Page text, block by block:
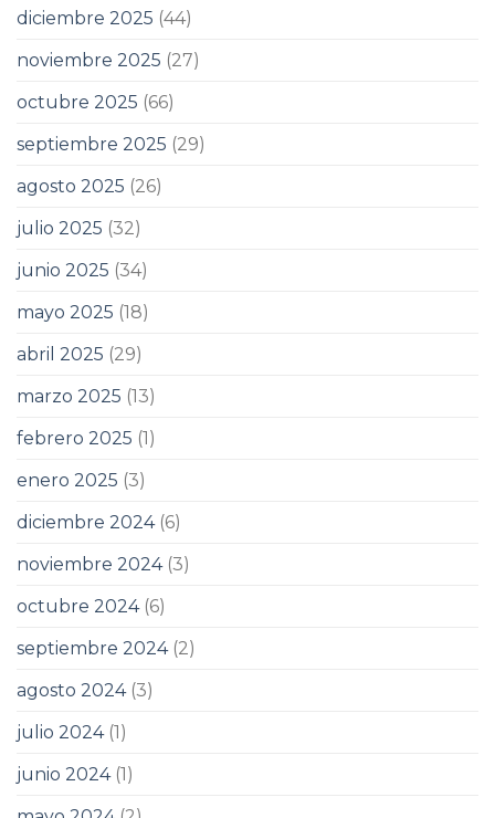
diciembre 2025 (44)
noviembre 2025 (27)
octubre 2025 (66)
septiembre 2025 (29)
agosto 2025 (26)
julio 2025 (32)
junio 2025 (34)
mayo 2025 (18)
abril 2025 (29)
marzo 2025 (13)
febrero 2025 (1)
enero 2025 (3)
diciembre 2024(6)
noviembre 2024(3)
octubre 2024(6)
septiembre 2024(2)
agosto 2024(3)
julio 2024(1)
junio 2024(1)